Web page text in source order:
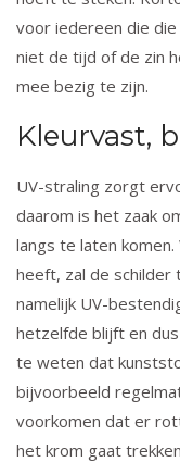
voor iedereen die
niet de tijd of de zin
mee bezig te zijn.
Kleurvast,
UV-straling zorgt
daarom is het zaak
langs te laten
heeft, zal de schilder
namelijk UV-
hetzelfde blijft en
te weten dat
bijvoorbeeld
voorkomen dat er
het krom gaat